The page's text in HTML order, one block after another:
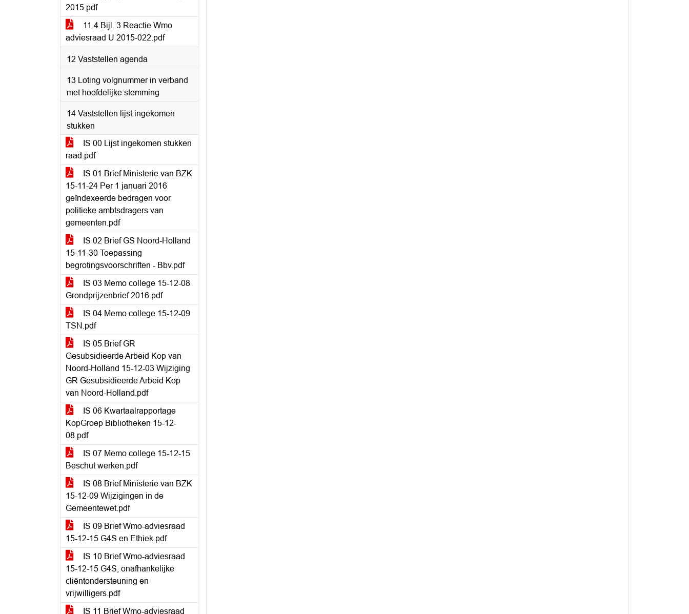
2015.pdf
11.4 Bijl. 3 Reactie Wmo
adviesraad U 2015-022.pdf
12 Vaststellen agenda
13 Loting volgnummer in verband
met hoofdelijke stemming
14 Vaststellen lijst ingekomen
stukken
IS 00 Lijst ingekomen stukken
raad.pdf
IS 01 Brief Ministerie van BZK
15-11-24 Per 1 januari 2016
geïndexeerde bedragen voor
politieke ambtsdragers van
gemeenten.pdf
IS 02 Brief GS Noord-Holland
15-11-30 Toepassing
begrotingsvoorschriften - Bbv.pdf
IS 03 Memo college 15-12-08
Grondprijzenbrief 2016.pdf
IS 04 Memo college 15-12-09
TSN.pdf
IS 05 Brief GR
Gesubsidieerde Arbeid Kop van
Noord-Holland 15-12-03 Wijziging
GR Gesubsidieerde Arbeid Kop
van Noord-Holland.pdf
IS 06 Kwartaalrapportage
KopGroep Bibliotheken 15-12-
08.pdf
IS 07 Memo college 15-12-15
Beschut werken.pdf
IS 08 Brief Ministerie van BZK
15-12-09 Wijzigingen in de
Gemeentewet.pdf
IS 09 Brief Wmo-adviesraad
15-12-15 G4S en Ethiek.pdf
IS 10 Brief Wmo-adviesraad
15-12-15 G4S, onafhankelijke
cliëntondersteuning en
vrijwilligers.pdf
IS 11 Brief Wmo-adviesraad